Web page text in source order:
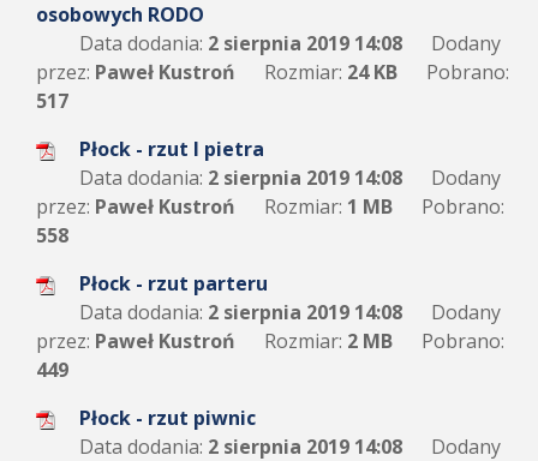
osobowych RODO
Data dodania: 2 sierpnia 2019 14:08
Dodany
przez: Paweł Kustroń Rozmiar: 24 KB
Pobrano:
517
Płock - rzut I pietra
Data dodania: 2 sierpnia 2019 14:08
Dodany
przez: Paweł Kustroń Rozmiar: 1 MB
Pobrano:
558
Płock - rzut parteru
Data dodania: 2 sierpnia 2019 14:08
Dodany
przez: Paweł Kustroń Rozmiar: 2 MB
Pobrano:
449
Płock - rzut piwnic
Data dodania: 2 sierpnia 2019 14:08
Dodany